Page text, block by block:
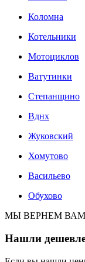
Коломна
Котельники
Мотоциклов
Ватутинки
Степанщино
Вднх
Жуковский
Хомутово
Васильево
Обухово
МЫ ВЕРНЕМ ВАМ
Нашли